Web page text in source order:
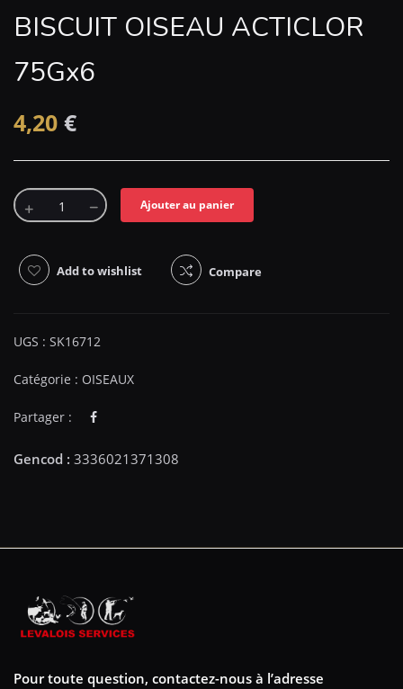
BISCUIT OISEAU ACTICLOR
75Gx6
4,20 €
Ajouter au panier
Add to wishlist Compare
UGS : SK16712
Catégorie : OISEAUX
Partager :
Pour toute question, contactez-nous à l’adresse